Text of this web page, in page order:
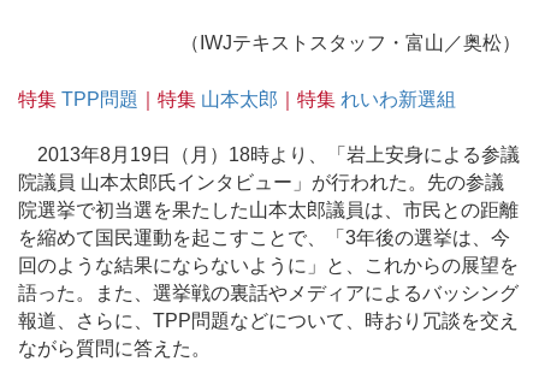
（IWJテキストスタッフ・富山／奥松）
特集 TPP問題 ｜特集 山本太郎 ｜特集 れいわ新選組
2013年8月19日（月）18時より、「岩上安身による参議
院議員 山本太郎氏インタビュー」が行われた。先の参議
院選挙で初当選を果たした山本太郎議員は、市民との距離
を縮めて国民運動を起こすことで、「3年後の選挙は、今
回のような結果にならないように」と、これからの展望を
語った。また、選挙戦の裏話やメディアによるバッシング
報道、さらに、TPP問題などについて、時おり冗談を交え
ながら質問に答えた。